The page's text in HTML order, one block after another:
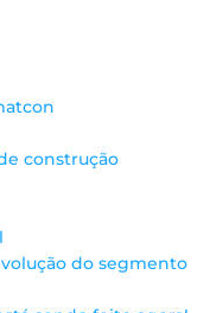
construção
do segmento